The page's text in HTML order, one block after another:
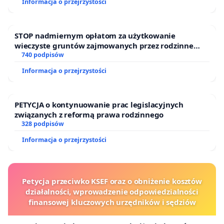
Rozwojowej i Epileptologii w Instytucie "Centrum
Zdrowia Matki Polki" w Łodzi i badacz zajmujący się
tymi mutacjami wraz z Neurologami Dziecięcymi z
wiodących Ośrodków w Polsce wyrazili zgodę na
klinicznego z użyciem 4-PB. Niestety, kluczową
kwestią jest finansowanie badania klinicznego.
Rodzice obawiają się, że przy braku gwarancji o
refundacji ze strony Ministerstwa Zdrowia nie
Możliwość przeprowadzenia w Polsce badań
klinicznych nad lekiem Ravicti w mutacjach
SYNGAP1 i STXBP1, SLC6A1, TBC1D24, GABA i
DNM1niesie ze sobą szereg istotnych korzyści,
STOP nadmiernym opłatom za użytkowanie
wieczyste gruntów zajmowanych przez rodzinne
ogrody działkowe.
740 podpisów
Informacja o przejrzystości
PETYCJA o kontynuowanie prac legislacyjnych
związanych z reformą prawa rodzinnego
328 podpisów
Informacja o przejrzystości
Petycja przeciwko KSEF oraz o obniżenie kosztów
działalności, wprowadzenie odpowiedzialności
finansowej kluczowych urzędników i sędziów